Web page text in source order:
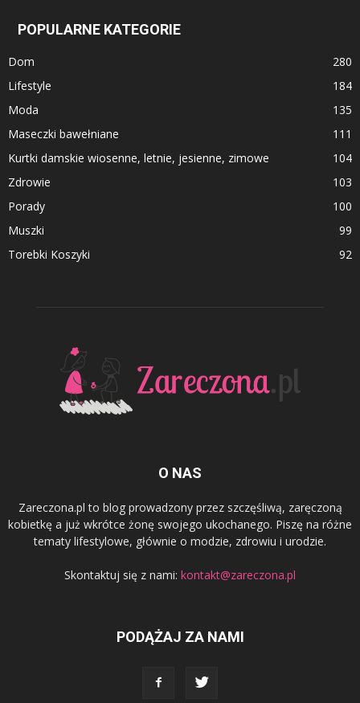
POPULARNE KATEGORIE
Dom
280
Lifestyle
184
Moda
135
Maseczki bawełniane
111
Kurtki damskie wiosenne, letnie, jesienne, zimowe
104
Zdrowie
103
Porady
100
Muszki
99
Torebki Koszyki
92
O NAS
Zareczona.pl to blog prowadzony przez szczęśliwą, zaręczoną
kobietkę a już wkrótce żonę swojego ukochanego. Piszę na różne
tematy lifestylowe, głównie o modzie, zdrowiu i urodzie.
Skontaktuj się z nami: kontakt@zareczona.pl
PODĄŻAJ ZA NAMI